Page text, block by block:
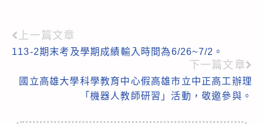
Read
more
articles
上一篇文章
113-2期末考及學期成績輸入時間為6/26~7/2。
下一篇文章
國立高雄大學科學教育中心假高雄市立中正高工辦理
「機器人教師研習」活動，敬邀參與。